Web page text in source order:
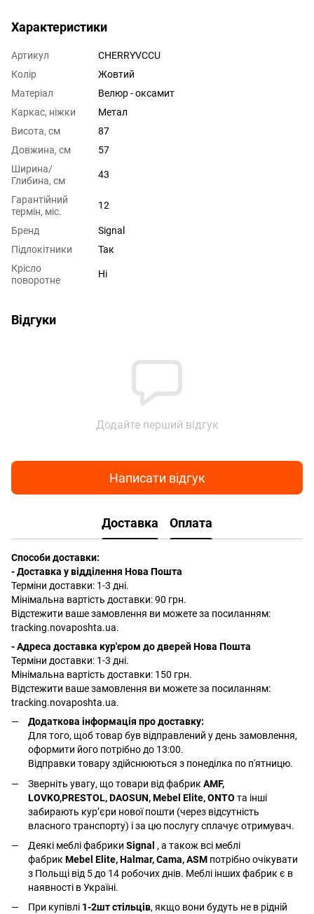
Характеристики
Артикул
CHERRYVCCU
Колір
Жовтий
Матеріал
Велюр - оксамит
Каркас, ніжки
Метал
Висота, см
87
Довжина, см
57
Ширина/
Глибина, см
43
Гарантійний
термін, міс.
12
Бренд
Signal
Підлокітники
Так
Крісло
поворотне
Ні
Відгуки
Додайте перший відгук
Написати відгук
Доставка Оплата
Способи доставки:
- Доставка у відділення Нова Пошта
Терміни доставки: 1-3 дні.
Мінімальна вартість доставки: 90 грн.
Відстежити ваше замовлення ви можете за посиланням:
tracking.novaposhta.ua.
- Адреса доставка кур'єром до дверей Нова Пошта
Терміни доставки: 1-3 дні.
Мінімальна вартість доставки: 150 грн.
Відстежити ваше замовлення ви можете за посиланням:
tracking.novaposhta.ua.
Додаткова інформація про доставку:
Для того, щоб товар був відправлений у день замовлення,
оформити його потрібно до 13:00.
Відправки товару здійснюються з понеділка по п'ятницю.
Зверніть увагу, що товари від фабрик AMF,
LOVKO,PRESTOL, DAOSUN, Mebel Elite, ONTO та інші
забирають курʼєри нової пошти (через відсутність
власного транспорту) і за цю послугу сплачує отримувач.
Деякі меблі фабрики Signal , а також всі меблі
фабрик Mebel Elite, Halmar, Cama, ASM потрібно очікувати
з Польщі від 5 до 14 робочих днів. Меблі інших фабрик є в
наявності в Україні.
При купівлі 1-2шт стільців, якщо вони будуть не в рідній